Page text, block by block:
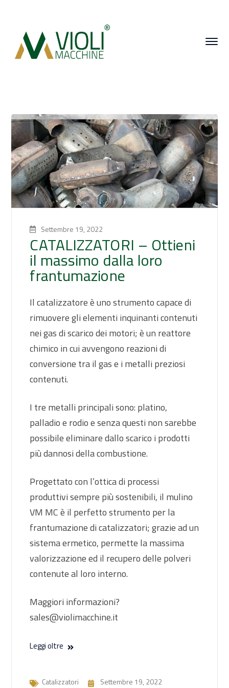
Settembre 19, 2022
CATALIZZATORI – Ottieni
il massimo dalla loro
frantumazione
Il catalizzatore è uno strumento capace di
rimuovere gli elementi inquinanti contenuti
nei gas di scarico dei motori; è un reattore
chimico in cui avvengono reazioni di
conversione tra il gas e i metalli preziosi
contenuti.
I tre metalli principali sono: platino,
palladio e rodio e senza questi non sarebbe
possibile eliminare dallo scarico i prodotti
più dannosi della combustione.
Progettato con l’ottica di processi
produttivi sempre più sostenibili, il mulino
VM MC è il perfetto strumento per la
frantumazione di catalizzatori; grazie ad un
sistema ermetico, permette la massima
valorizzazione ed il recupero delle polveri
contenute al loro interno.
Maggiori informazioni?
sales@violimacchine.it
Leggi oltre
Catalizzatori Settembre 19, 2022